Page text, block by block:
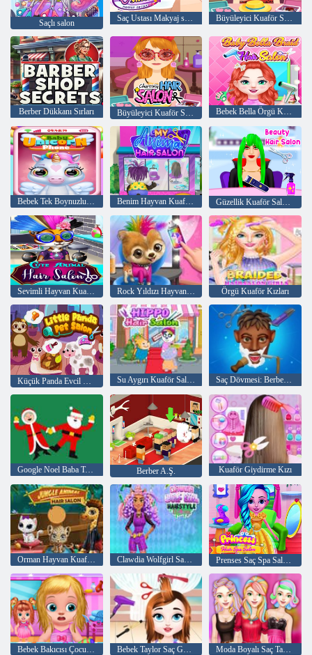
Saçlı salon Saç Ustası Makyaj sanatçısı Büyüleyici Kuaför Salonu
Berber Dükkanı Sırları Bebek Bella Örgü Kuaför Salonu
Bebek Tek Boynuzlu Telefon Benim Hayvan Kuaför Salonum Güzellik Kuaför Salonu
Sevimli Hayvan Kuaförü Rock Yıldızı Hayvan Kuaför Salonu Örgü Kuaför Kızları
Su Aygırı Kuaför Salonu Saç Dövmesi: Berber Dükkanı
Google Noel Baba Takibi Berber A.Ş. Kuaför Giydirme Kızı
Orman Hayvan Kuaför Salonu Clawdia Wolfgirl Saç Modeli Yarışması Prenses Saç Spa Salonu
Bebek Bakıcısı Çocuk Kuaförü Bebek Taylor Saç Günü Moda Boyalı Saç Tasarımı